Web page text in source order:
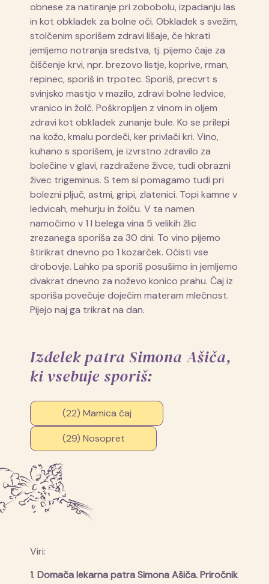
obnese za natiranje pri zobobolu, izpadanju las
in kot obkladek za bolne oči. Obkladek s svežim,
stolčenim sporišem zdravi lišaje, če hkrati
jemljemo notranja sredstva, tj. pijemo čaje za
čiščenje krvi, npr. brezovo listje, koprive, rman,
repinec, sporiš in trpotec. Sporiš, precvrt s
svinjsko mastjo v mazilo, zdravi bolne ledvice,
vranico in žolč. Poškropljen z vinom in oljem
zdravi kot obkladek zunanje bule. Ko se prilepi
na kožo, kmalu pordeči, ker privlači kri. Vino,
kuhano s sporišem, je izvrstno zdravilo za
bolečine v glavi, razdražene živce, tudi obrazni
živec trigeminus. S tem si pomagamo tudi pri
bolezni pljuč, astmi, gripi, zlatenici. Topi kamne v
ledvicah, mehurju in žolču. V ta namen
namočimo v 1 l belega vina 5 velikih žlic
zrezanega sporiša za 30 dni. To vino pijemo
štirikrat dnevno po 1 kozarček. Očisti vse
drobovje. Lahko pa sporiš posušimo in jemljemo
dvakrat dnevno za noževo konico prahu. Čaj iz
sporiša povečuje doječim materam mlečnost.
Pijejo naj ga trikrat na dan.
Izdelek patra Simona Ašiča,
ki vsebuje sporiš:
(22) Mamica čaj
(29) Nosopret
Viri:
1. Domača lekarna patra Simona Ašiča. Priročnik